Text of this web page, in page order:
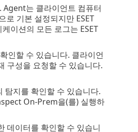
Agent는 클라이언트 컴퓨터
로 기본 설정되지만 ESET
이션의 모든 로그는 ESET
인할 수 있습니다. 클라이언
구성을 요청할 수 있습니다.
탐지를 확인할 수 있습니다.
On-Prem을(를) 실행하
데이터를 확인할 수 있습니